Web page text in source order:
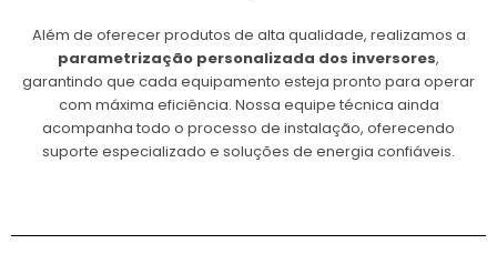
Além de oferecer produtos de alta qualidade, realizamos a
parametrização personalizada dos inversores,
garantindo que cada equipamento esteja pronto para operar
com máxima eficiência. Nossa equipe técnica ainda
acompanha todo o processo de instalação, oferecendo
suporte especializado e soluções de energia confiáveis.